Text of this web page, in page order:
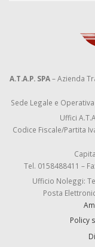
A.T.A.P. SPA– Azienda
Sede Legale e
Uffici
Codice Fiscale/Partita
Tel. 0158488411 –
Ufficio Noleggi:
Posta
Policy